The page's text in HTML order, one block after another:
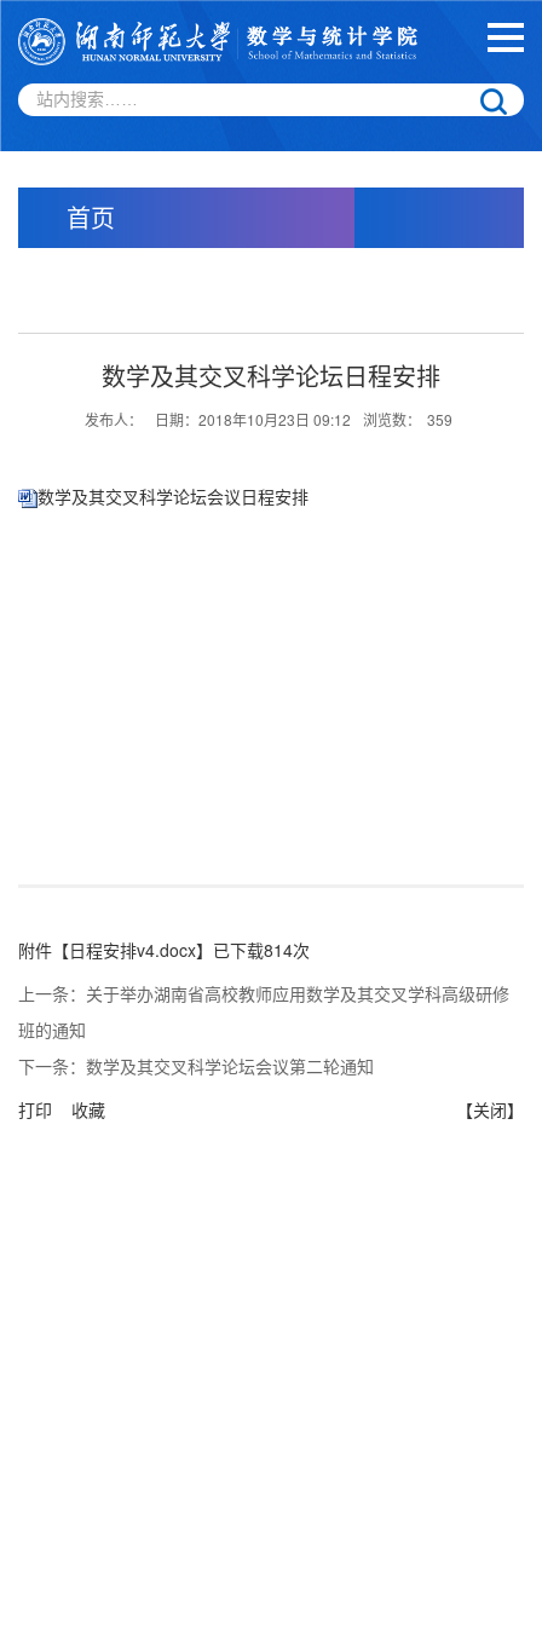
首页
数学及其交叉科学论坛日程安排
发布人： 日期：2018年10月23日 09:12 浏览数： 359
数学及其交叉科学论坛会议日程安排
附件【日程安排v4.docx】已下载814次
上一条： 关于举办湖南省高校教师应用数学及其交叉学科高级研修
班的通知
下一条： 数学及其交叉科学论坛会议第二轮通知
【关闭】
打印 收藏